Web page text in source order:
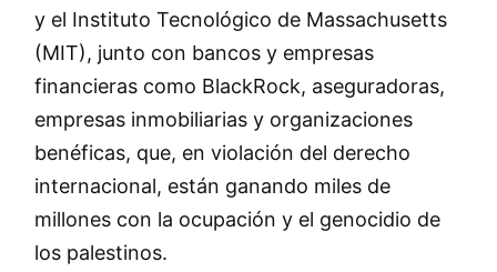
y el Instituto Tecnológico de Massachusetts
(MIT), junto con bancos y empresas
financieras como BlackRock, aseguradoras,
empresas inmobiliarias y organizaciones
benéficas, que, en violación del derecho
internacional, están ganando miles de
millones con la ocupación y el genocidio de
los palestinos.